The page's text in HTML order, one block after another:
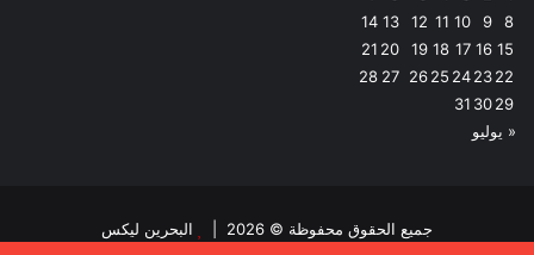
8
9
10
11
12
13
14
15
16
17
18
19
20
21
22
23
24
25
26
27
28
29
30
31
« يوليو
جميع الحقوق محفوظة © 2026 | البحرين ليكس